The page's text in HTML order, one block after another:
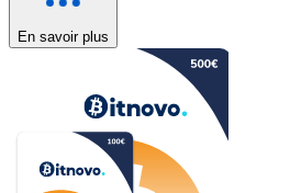
En savoir plus